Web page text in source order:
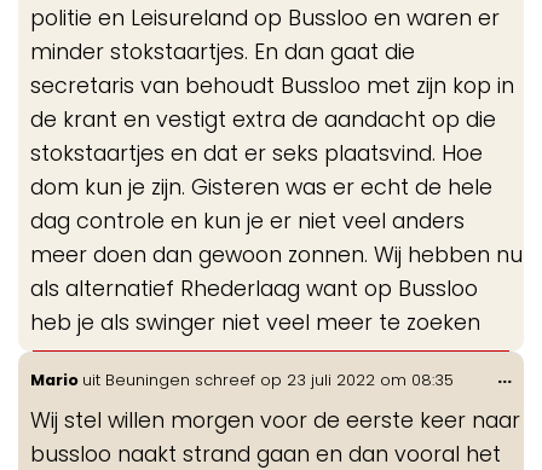
politie en Leisureland op Bussloo en waren er
minder stokstaartjes. En dan gaat die
secretaris van behoudt Bussloo met zijn kop in
de krant en vestigt extra de aandacht op die
stokstaartjes en dat er seks plaatsvind. Hoe
dom kun je zijn. Gisteren was er echt de hele
dag controle en kun je er niet veel anders
meer doen dan gewoon zonnen. Wij hebben nu
als alternatief Rhederlaag want op Bussloo
heb je als swinger niet veel meer te zoeken
Mario uit Beuningen schreef op 23 juli 2022 om 08:35
Wij stel willen morgen voor de eerste keer naar
bussloo naakt strand gaan en dan vooral het
...